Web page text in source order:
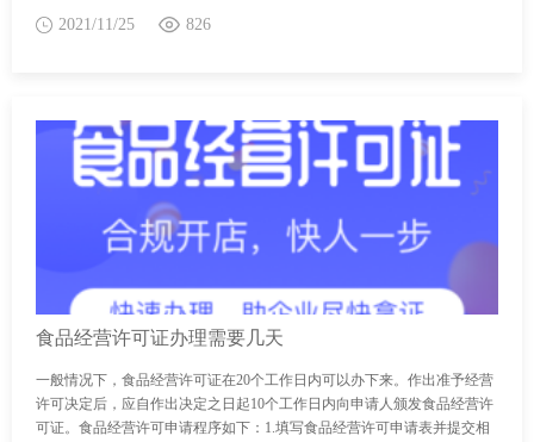
2021/11/25 826
食品经营许可证办理需要几天
一般情况下，食品经营许可证在20个工作日内可以办下来。作出准予经营
许可决定后，应自作出决定之日起10个工作日内向申请人颁发食品经营许
可证。食品经营许可申请程序如下：1.填写食品经营许可申请表并提交相